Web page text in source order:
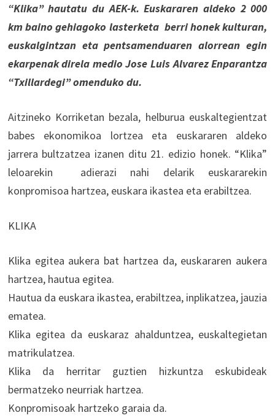
“Klika” hautatu du AEK-k. Euskararen aldeko 2 000
km baino gehiagoko lasterketa berri honek kulturan,
euskalgintzan eta pentsamenduaren alorrean egin
ekarpenak direla medio Jose Luis Alvarez Enparantza
“Txillardegi” omenduko du.
Aitzineko Korriketan bezala, helburua euskaltegientzat
babes ekonomikoa lortzea eta euskararen aldeko
jarrera bultzatzea izanen ditu 21. edizio honek. “Klika”
leloarekin adierazi nahi delarik euskararekin
konpromisoa hartzea, euskara ikastea eta erabiltzea.
KLIKA
Klika egitea aukera bat hartzea da, euskararen aukera
hartzea, hautua egitea.
Hautua da euskara ikastea, erabiltzea, inplikatzea, jauzia
ematea.
Klika egitea da euskaraz ahalduntzea, euskaltegietan
matrikulatzea.
Klika da herritar guztien hizkuntza eskubideak
bermatzeko neurriak hartzea.
Konpromisoak hartzeko garaia da.